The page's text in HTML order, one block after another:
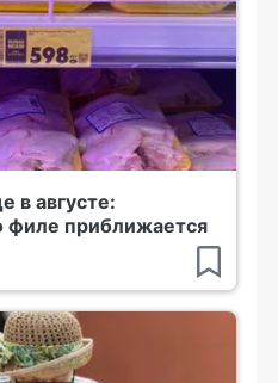
в августе:
филе приближается